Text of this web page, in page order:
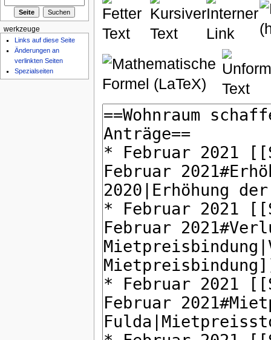
werkzeuge
Links auf diese Seite
Änderungen an
verlinkten Seiten
Spezialseiten